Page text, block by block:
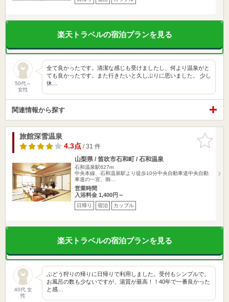
楽天トラベルの宿泊プランを見る
50代～
女性
全て良かったです。清潔な感じも受けましたし、何より温泉がと
ても良かったです。また行きたいと久しぶりに思いました。 少し
休…
関連情報から探す
お気に入
りに追加
旅館深雪温泉
4.3点/ 31 件
山梨県 / 笛吹市石和町 / 石和温泉
石和温泉駅627m
中央本線、石和温泉駅より徒歩10分中央自動車道中央自動
車道の一宮、御…
営業時間
入浴料金 1,400円～
日帰り 宿泊 カップル
楽天トラベルの宿泊プランを見る
40代 女
性
ぶどう狩りの帰りに日帰りで利用しました。受付もシンプルで、
お風呂の数も少ないですが、湯質が最高！！40年で一番良かった
と感…